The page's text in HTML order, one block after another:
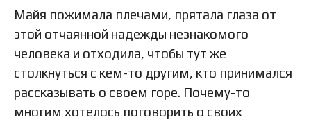
Майя пожимала плечами, прятала глаза от
этой отчаянной надежды незнакомого
человека и отходила, чтобы тут же
столкнуться с кем-то другим, кто принимался
рассказывать о своем горе. Почему-то
многим хотелось поговорить о своих